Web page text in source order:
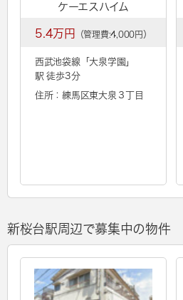
ケーエスハイム
5.4万円 （管理費:4,000円）
西武池袋線「大泉学園 」
駅 徒歩3分
住所：練馬区東大泉３丁目
新桜台駅周辺で募集中の物件